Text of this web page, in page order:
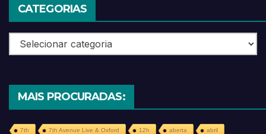
CATEGORIAS
Categorias
MAIS PROCURADAS:
7th 7th Avenue Live & Oxford 12h aberta abril